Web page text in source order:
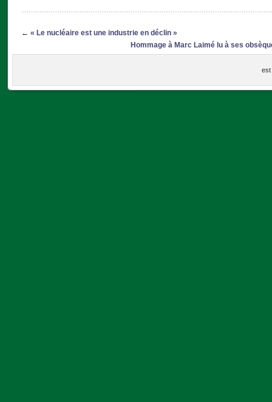
← « Le nucléaire est une industrie en déclin »
Hommage à Marc Laimé lu à ses